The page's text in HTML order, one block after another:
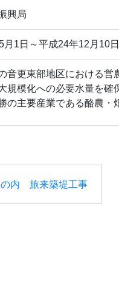
興局
月1日～平成24年12月10日
音更東部地区における営
規模化への必要水量を確
の主要産業である酪農・
の内 旅来築堤工事